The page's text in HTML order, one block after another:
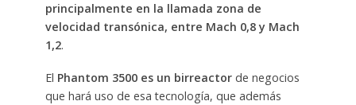
principalmente en la llamada zona de
velocidad transónica, entre Mach 0,8 y Mach
1,2.
El Phantom 3500 es un birreactorde negocios
que hará uso de esa tecnología, que además